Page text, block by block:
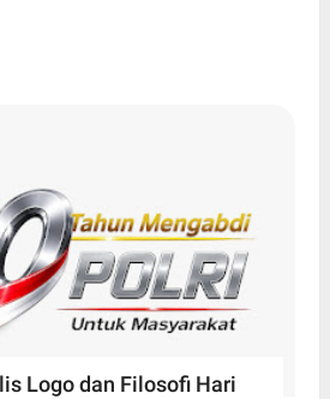
Logo dan Filosofi Hari